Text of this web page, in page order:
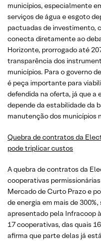
municípios, especialmente
serviços de água e esgoto
pactuadas de investimento,
conecta diretamente ao
Horizonte, prorrogado até
transparência dos
municípios. Para o governo
é peça importante para
defendida na oferta, já que
depende da estabilidade da
manutenção dos municípios
Quebra de contratos da
pode triplicar custos
A quebra de contratos da
cooperativas
Mercado de Curto Prazo e
de energia em mais de
apresentado pela Infracoop
17 cooperativas, das quais
afirma que parte delas já